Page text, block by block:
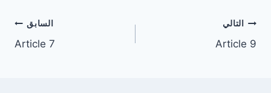
تصفّح
المقالات
السابق
Article 7
التالي
Article 9